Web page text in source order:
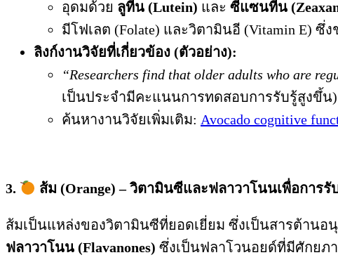
อุดมด้วย ลูทีน (Lutein) และ ซีแซนทีน
มีโฟเลต (Folate) และวิตามินอี (Vitamin E) ซึ่
ลิงก์งานวิจัยที่เกี่ยวข้อง (ตัวอย่าง):
“Researchers find that older adults who are
เป็นประจำมีคะแนนการทดสอบการรับรู้สูงขึ้น)
ค้นหางานวิจัยเพิ่มเติม: Avocado cognitive
3. ส้ม (Orange) – วิตามินซีและฟลาวาโนนเพื่อการรั
ส้มเป็นแหล่งของวิตามินซีที่ยอดเยี่ยม ซึ่งเป็นสารต้าน
ฟลาวาโนน (Flavanones) ซึ่งเป็นฟลาโวนอยด์ที่มีศักยภ